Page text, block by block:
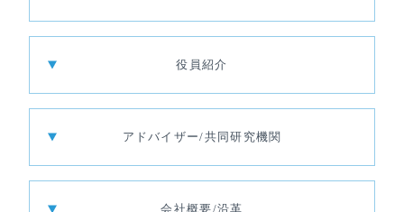
役員紹介
アドバイザー/共同研究機関
会社概要/沿革